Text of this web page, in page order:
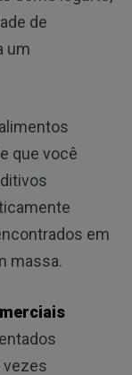
de
um
que você
em
massa.
vezes